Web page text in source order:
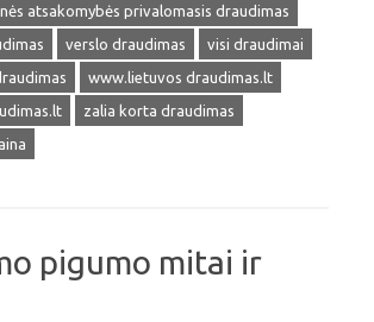
atsakomybės privalomasis draudimas
verslo draudimas
visi draudimai
www.lietuvos draudimas.lt
zalia korta draudimas
pigumo mitai ir